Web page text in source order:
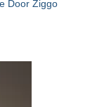
Door Ziggo